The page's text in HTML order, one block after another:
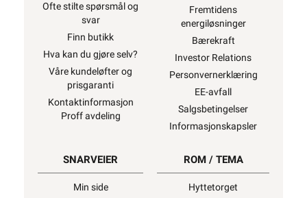
Ofte stilte spørsmål og
svar
Finn butikk
Hva kan du gjøre selv?
Våre kundeløfter og
prisgaranti
Kontaktinformasjon
Proff avdeling
Fremtidens
energiløsninger
Bærekraft
Investor Relations
Personvernerklæring
EE-avfall
Salgsbetingelser
Informasjonskapsler
SNARVEIER
Min side
ROM / TEMA
Hyttetorget